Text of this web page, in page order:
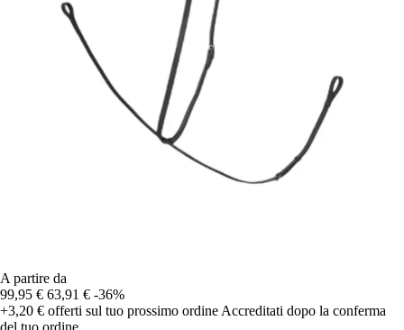
A partire da
99,95 € 63,91 € -36%
+3,20 € offerti sul tuo prossimo ordine Accreditati dopo la conferma
del tuo ordine